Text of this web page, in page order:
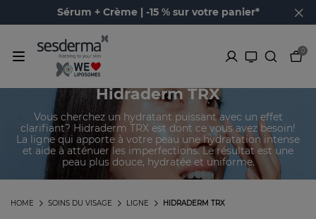
Sérum + Crème | -15 % sur votre panier*
0
Hidraderm TRX
Vous cherchez un hydratant puissant avec un effet
clarifiant? Hidraderm TRX est dont ce vous avez besoin!
La ligne qui apporte à votre peau une hydratation intense
et aide à atténuer les imperfections. Le résultat est une
peau plus douce, hydratée et uniforme.
HIDRADERM TRX
LIGNE
SOINS DU VISAGE
HOME